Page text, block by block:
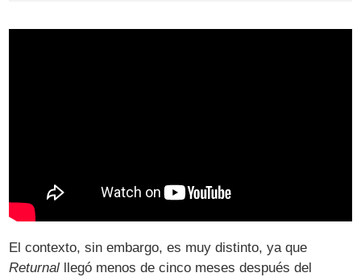
El contexto, sin embargo, es muy distinto, ya que
Returnal llegó menos de cinco meses después del